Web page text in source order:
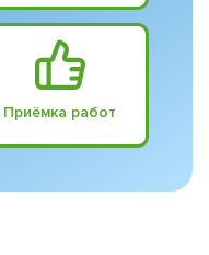
Приёмка работ